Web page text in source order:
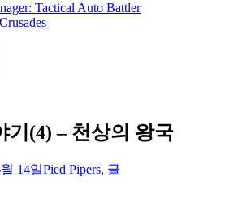
Tactical Auto Battler
기(4) – 천상의 왕국
14일Pied Pipers, 글